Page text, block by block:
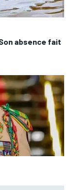
absence fait